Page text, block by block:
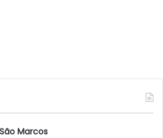
Marcos